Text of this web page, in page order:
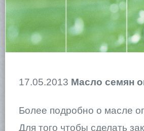
17.05.2013 Масло семян
Более подробно о масле
Для того чтобы сделать